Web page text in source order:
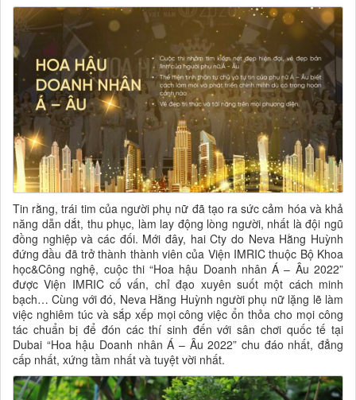
Tin rằng, trái tim của người phụ nữ đã tạo ra sức cảm hóa và khả
năng dẫn dắt, thu phục, làm lay động lòng người, nhất là đội ngũ
đồng nghiệp và các đối. Mới đây, hai Cty do Neva Hằng Huỳnh
đứng đầu đã trở thành thành viên của Viện IMRIC thuộc Bộ Khoa
học&Công nghệ, cuộc thi “Hoa hậu Doanh nhân Á – Âu 2022”
được Viện IMRIC cố vấn, chỉ đạo xuyên suốt một cách minh
bạch… Cùng với đó, Neva Hằng Huỳnh người phụ nữ lặng lẽ làm
việc nghiêm túc và sắp xếp mọi công việc ổn thỏa cho mọi công
tác chuẩn bị để đón các thí sinh đến với sân chơi quốc tế tại
Dubai “Hoa hậu Doanh nhân Á – Âu 2022” chu đáo nhất, đẳng
cấp nhất, xứng tầm nhất và tuyệt vời nhất.